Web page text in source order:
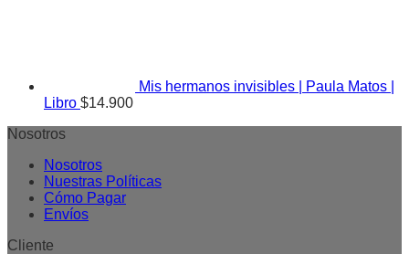
Mis hermanos invisibles | Paula Matos |
Libro $14.900
Nosotros
Nosotros
Nuestras Políticas
Cómo Pagar
Envíos
Cliente